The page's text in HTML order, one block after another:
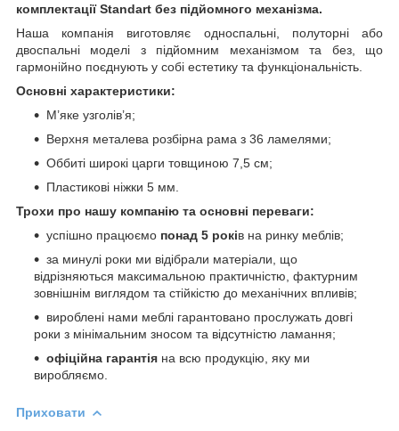
комплектації Standart без підйомного механізма.
Наша компанія виготовляє односпальні, полуторні або
двоспальні моделі з підйомним механізмом та без, що
гармонійно поєднують у собі естетику та функціональність.
Основні характеристики:
М’яке узголів’я;
Верхня металева розбірна рама з 36 ламелями;
Оббиті широкі царги товщиною 7,5 см;
Пластикові ніжки 5 мм.
Трохи про нашу компанію та основні переваги:
успішно працюємо понад 5 років на ринку меблів;
за минулі роки ми відібрали матеріали, що
відрізняються максимальною практичністю, фактурним
зовнішнім виглядом та стійкістю до механічних впливів;
вироблені нами меблі гарантовано прослужать довгі
роки з мінімальним зносом та відсутністю ламання;
офіційна гарантія на всю продукцію, яку ми
виробляємо.
Приховати